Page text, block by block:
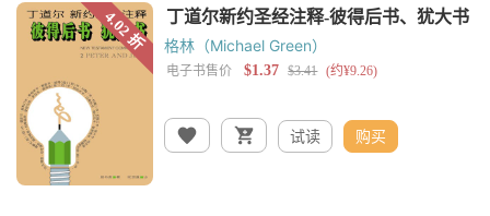
格林（Michael Green）
试读 购买